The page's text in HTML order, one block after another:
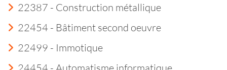
22387 - Construction métallique
22454 - Bâtiment second oeuvre
22499 - Immotique
24454 - Automatisme informatique